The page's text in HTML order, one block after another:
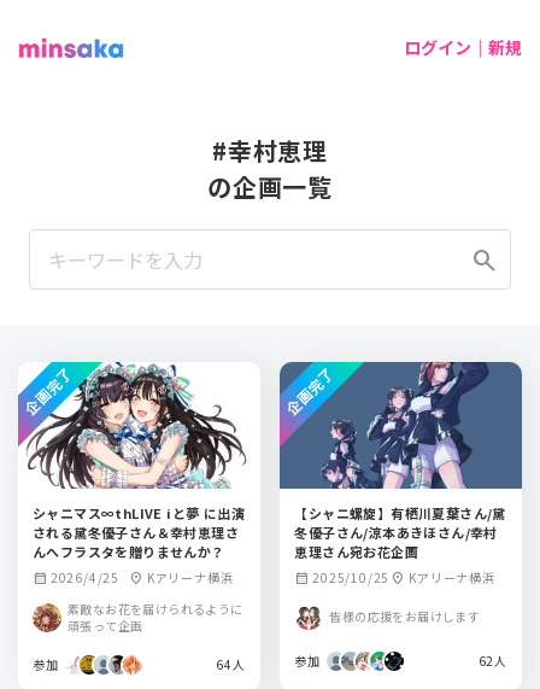
ログイン｜新規
#幸村恵理
の企画一覧
search
シャニマス∞thLIVE iと夢 に出演
される黛冬優子さん＆幸村恵理さ
んへフラスタを贈りませんか？
calendar_month 2026/4/25 location_on Kアリーナ横浜
素敵なお花を届けられるように
頑張って企画
参加 64人
企画完了
【シャニ螺旋】有栖川夏葉さん/黛
冬優子さん/涼本あきほさん/幸村
恵理さん宛お花企画
calendar_month 2025/10/25 location_on Kアリーナ横浜
皆様の応援をお届けします
参加 62人
企画完了